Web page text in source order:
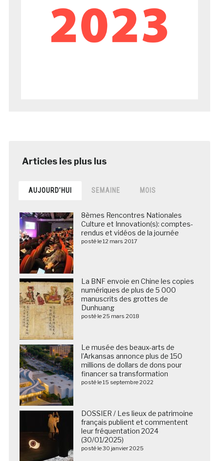
AUJOURD’HUI SEMAINE MOIS
8èmes Rencontres Nationales
Culture et Innovation(s): comptes-
rendus et vidéos de la journée
posté le 12 mars 2017
La BNF envoie en Chine les copies
numériques de plus de 5 000
manuscrits des grottes de
Dunhuang
posté le 25 mars 2018
Le musée des beaux-arts de
l’Arkansas annonce plus de 150
millions de dollars de dons pour
financer sa transformation
posté le 15 septembre 2022
DOSSIER / Les lieux de patrimoine
français publient et commentent
leur fréquentation 2024
(30/01/2025)
posté le 30 janvier 2025